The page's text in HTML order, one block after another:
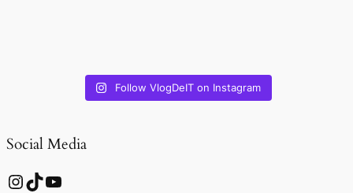
Follow VlogDeIT on Instagram
Social Media
InstagramTikTok YouTube